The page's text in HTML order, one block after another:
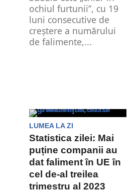
ochiul furtunii”, cu 19
luni consecutive de
creştere a numărului
de falimente,...
LUMEA LA ZI
Statistica zilei: Mai
puține companii au
dat faliment în UE în
cel de-al treilea
trimestru al 2023